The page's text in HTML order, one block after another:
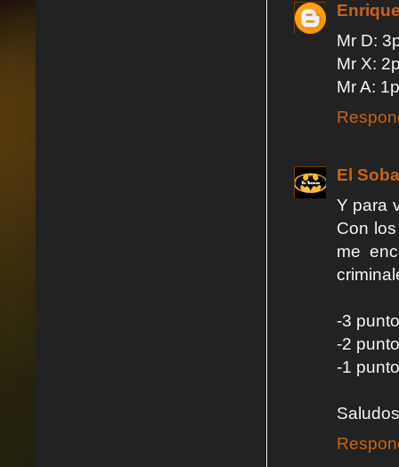
Mr D:
Mr X:
Mr A:
El
Y para
Con
me
-3
-2
-1